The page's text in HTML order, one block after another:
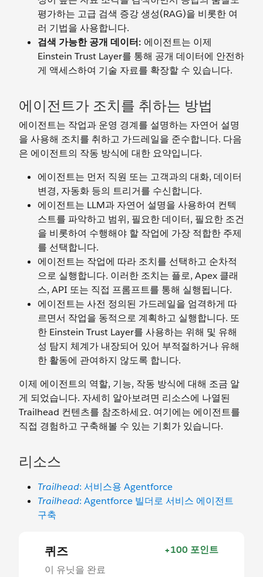
평가하는 고급 검색 증강 생성(RAG)을 비롯한 여
러 기법을 사용합니다.
검색 가능한 공개 데이터: 에이전트는 이제
Einstein Trust Layer를 통해 공개 데이터에 안전하
게 액세스하여 기술 자료를 확장할 수 있습니다.
에이전트가 조치를 취하는 방법
에이전트는 작업과 운영 경계를 설명하는 자연어 설명
을 사용해 조치를 취하고 가드레일을 준수합니다. 다음
은 에이전트의 작동 방식에 대한 요약입니다.
에이전트는 먼저 직원 또는 고객과의 대화, 데이터
변경, 자동화 등의 트리거를 수신합니다.
에이전트는 LLM과 자연어 설명을 사용하여 컨텍
스트를 파악하고 범위, 필요한 데이터, 필요한 조건
을 비롯하여 수행해야 할 작업에 가장 적합한 주제
를 선택합니다.
에이전트는 작업에 따라 조치를 선택하고 순차적
으로 실행합니다. 이러한 조치는 플로, Apex 클래
스, API 또는 직접 프롬프트를 통해 실행됩니다.
에이전트는 사전 정의된 가드레일을 엄격하게 따
르면서 작업을 동적으로 계획하고 실행합니다. 또
한 Einstein Trust Layer를 사용하는 위해 및 유해
성 탐지 체계가 내장되어 있어 부적절하거나 유해
한 활동에 관여하지 않도록 합니다.
이제 에이전트의 역할, 기능, 작동 방식에 대해 조금 알
게 되었습니다. 자세히 알아보려면 리소스에 나열된
Trailhead 컨텐츠를 참조하세요. 여기에는 에이전트를
직접 경험하고 구축해볼 수 있는 기회가 있습니다.
리소스
Trailhead: 서비스용 Agentforce
Trailhead: Agentforce 빌더로 서비스 에이전트
구축